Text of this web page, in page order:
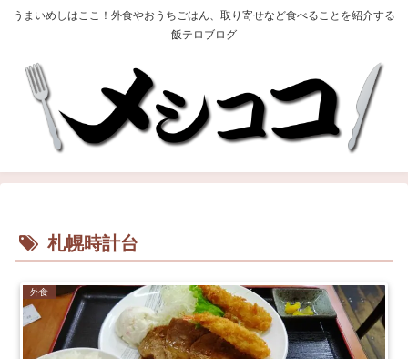
うまいめしはここ！外食やおうちごはん、取り寄せなど食べることを紹介する
飯テロブログ
札幌時計台
外食